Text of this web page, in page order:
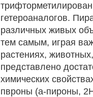
гетероаналогов.
различных живых
тем самым, играя
растениях,
представлено
химических
пвроны (а-пироны,